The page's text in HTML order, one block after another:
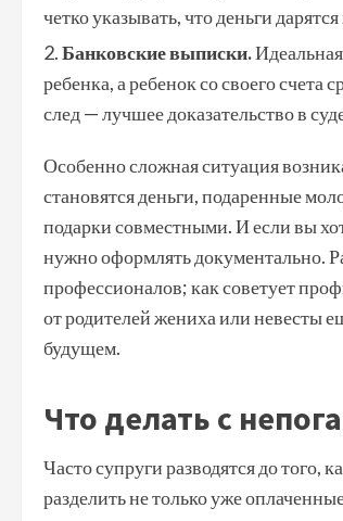
четко указывать, что деньги
Банковские выписки.
ребенка, а ребенок со своего
след — лучшее доказательство в
Особенно сложная ситуация
становятся деньги, подаренные
подарки совместными. И если вы
нужно оформлять документально.
профессионалов; как советует
от родителей жениха или невесты
будущем.
Что делать с
Часто супруги разводятся до того,
разделить не только уже